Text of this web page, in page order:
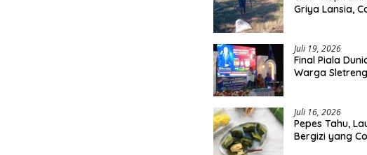
Griya Lansia,
Juli 19, 2026
Final Piala
Warga
Juli 16, 2026
Pepes Tahu,
Bergizi yang